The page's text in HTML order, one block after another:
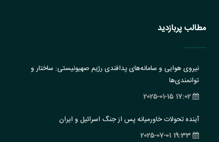
مطالب پربازدید
نیروی هوایی و سامانه‌های پدافندی رژیم صهیونیستی: ساختار و
‏توانمندی‌ها
17:02 2025-01-15
آینده تحولات خاورمیانه پس از جنگ اسرائیل و ایران
19:33 2025-07-01